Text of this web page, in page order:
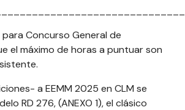
Concurso General de
el máximo de horas a puntuar son
a EEMM 2025 en CLM se
RD 276, (ANEXO 1), el clásico